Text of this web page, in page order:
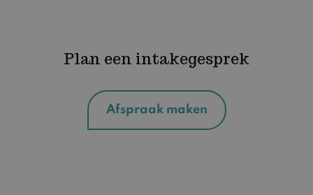
Plan een intakegesprek
Afspraak maken